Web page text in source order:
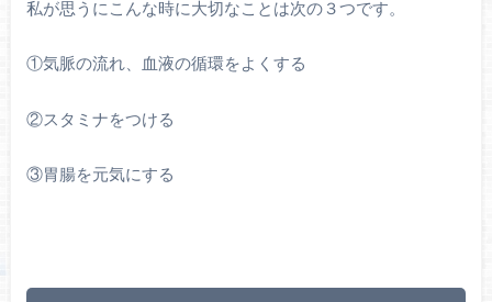
私が思うにこんな時に大切なことは次の３つです。
①気脈の流れ、血液の循環をよくする
②スタミナをつける
③胃腸を元気にする